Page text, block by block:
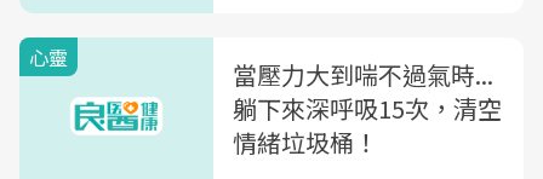
心靈
當壓力大到喘不過氣時...
躺下來深呼吸15次，清空
情緒垃圾桶！